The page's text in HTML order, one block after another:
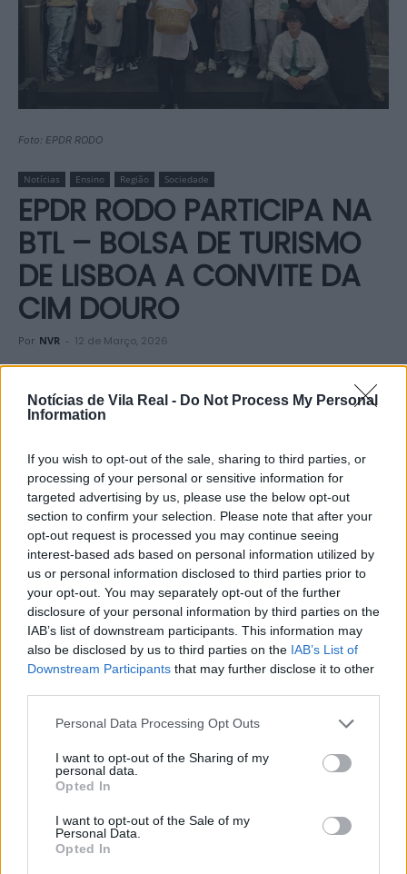
Notícias de Vila Real - Do Not Process My Personal
Information
If you wish to opt-out of the sale, sharing to third parties, or
processing of your personal or sensitive information for
targeted advertising by us, please use the below opt-out
section to confirm your selection. Please note that after your
opt-out request is processed you may continue seeing
interest-based ads based on personal information utilized by
us or personal information disclosed to third parties prior to
your opt-out. You may separately opt-out of the further
disclosure of your personal information by third parties on the
IAB’s list of downstream participants. This information may
also be disclosed by us to third parties on the IAB’s List of
Downstream Participants that may further disclose it to other
Personal Data Processing Opt Outs
I want to opt-out of the Sharing of my
personal data.
Opted In
I want to opt-out of the Sale of my
Personal Data.
Opted In
Foto: EPDR RODO
Notícias Ensino Região Sociedade
EPDR RODO PARTICIPA NA
BTL – BOLSA DE TURISMO
DE LISBOA A CONVITE DA
CIM DOURO
Por NVR - 12 de Março, 2026
AEscola Profissional de Desenvolvimento Rural do
Rodo (EPDR Rodo) voltou a representar o território na
BTL, a convite daCIM Douro.
Entre 24 de fevereiro e 1 de março, os alunos do1.º ano
dos cursosTécnico de Cozinha/PastelariaeTécnico
de Restaurante/Barparticiparam nas diferentes
atividades dinamizadas pelos municípios que
integram a CIM Douro, contribuindo para a promoção
do Douro naquele que é um dos principais encontros
do setor do turismo em Portugal.
Bolsa de Turismo de Lisboa
Giovanni dos Santos
LOCAL Peso da Régua